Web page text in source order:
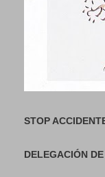
STOP
DELEGACIÓN